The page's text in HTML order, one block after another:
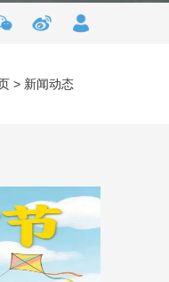
> 新闻动态